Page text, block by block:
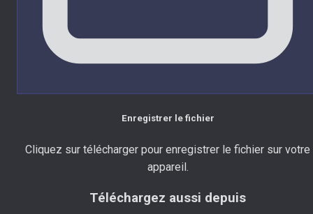
Enregistrer le fichier
Cliquez sur télécharger pour enregistrer le fichier sur votre
appareil.
Téléchargez aussi depuis